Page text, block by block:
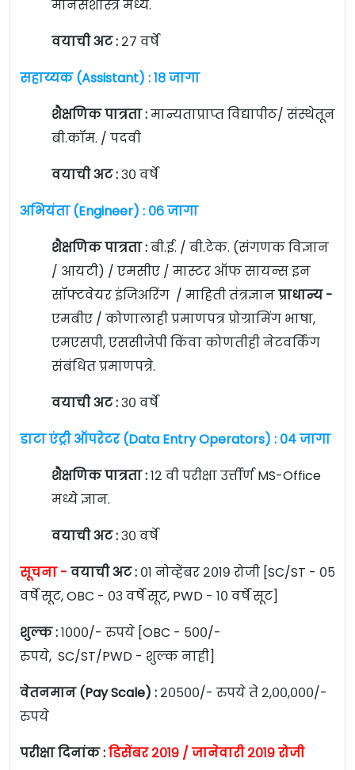
मानसशास्त्र मध्ये.
वयाची अट : २७ वर्षे
सहाय्यक (Assistant) : १८ जागा
शैक्षणिक पात्रता :मान्यताप्राप्त विद्यापीठ/ संस्थेतून
बी.कॉम. / पदवी
वयाची अट :३० वर्षे
अभियंता (Engineer) : ०६ जागा
शैक्षणिक पात्रता :बी.ई. / बी.टेक. (संगणक विज्ञान
/ आयटी) / एमसीए / मास्टर ऑफ सायन्स इन
सॉफ्टवेयर इंजिअरिंग / माहिती तंत्रज्ञानप्राधान्य -
एमबीए / कोणालाही प्रमाणपत्र प्रोग्रामिंग भाषा,
एमएसपी, एससीजेपी किंवा कोणतीही नेटवर्किंग
संबंधित प्रमाणपत्रे.
वयाची अट :३० वर्षे
डाटा एंट्री ऑपरेटर (Data Entry Operators) : ०४ जागा
शैक्षणिक पात्रता :१२ वी परीक्षा उर्त्तीर्ण MS-Office
मध्ये ज्ञान.
वयाची अट :३० वर्षे
सूचना - वयाची अट : ०१ नोव्हेंबर २०१९ रोजी [SC/ST - ०५
वर्षे सूट, OBC - ०३ वर्षे सूट, PWD - १० वर्षे सूट]
शुल्क :१०००/- रुपये [OBC - ५००/-
रुपये, SC/ST/PWD - शुल्क नाही]
वेतनमान (Pay Scale) : २०५००/- रुपये ते २,००,०००/-
रुपये
परीक्षा दिनांक :डिसेंबर २०१९ / जानेवारी २०१९ रोजी